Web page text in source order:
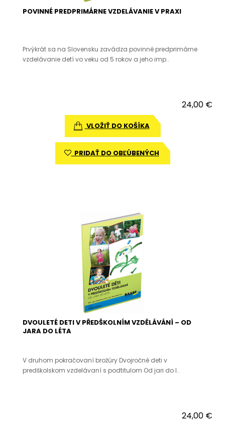
POVINNÉ PREDPRIMÁRNE VZDELÁVANIE V PRAXI
Prvýkrát sa na Slovensku zavádza povinné predprimárne
vzdelávanie detí vo veku od 5 rokov a jeho imp..
24,00 €
VLOŽIŤ DO KOŠÍKA
PRIDAŤ DO OBĽÚBENÝCH
DVOULETÉ DETI V PŘEDŠKOLNÍM VZDĚLÁVÁNÍ – OD
JARA DO LÉTA
V druhom pokračovaní brožúry Dvojročné deti v
predškolskom vzdelávaní s podtitulom Od jari do l..
24,00 €